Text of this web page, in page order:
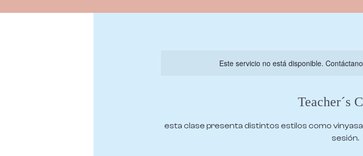
Este servicio no está disponible.
Teacher´s
esta clase presenta distintos estilos como
sesión.